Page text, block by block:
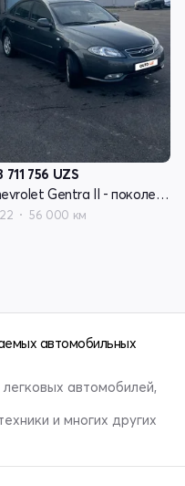
711 756 UZS
Chevrolet Gentra II - поколение
56 000 км
автомобильных
автомобилей,
и многих других